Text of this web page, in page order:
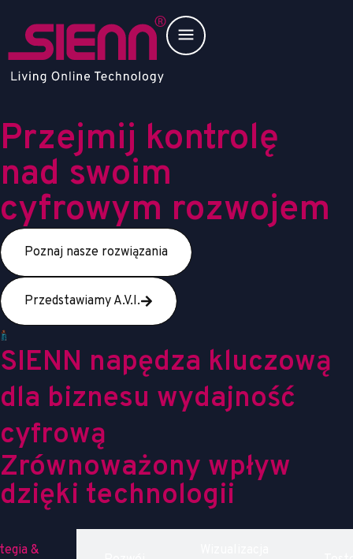
Przejmij kontrolę
nad swoim
cyfrowym rozwojem
Poznaj nasze rozwiązania
Przedstawiamy A.V.I.
SIENN napędza kluczową
dla biznesu wydajność
cyfrową
Zrównoważony wpływ
dzięki technologii
&